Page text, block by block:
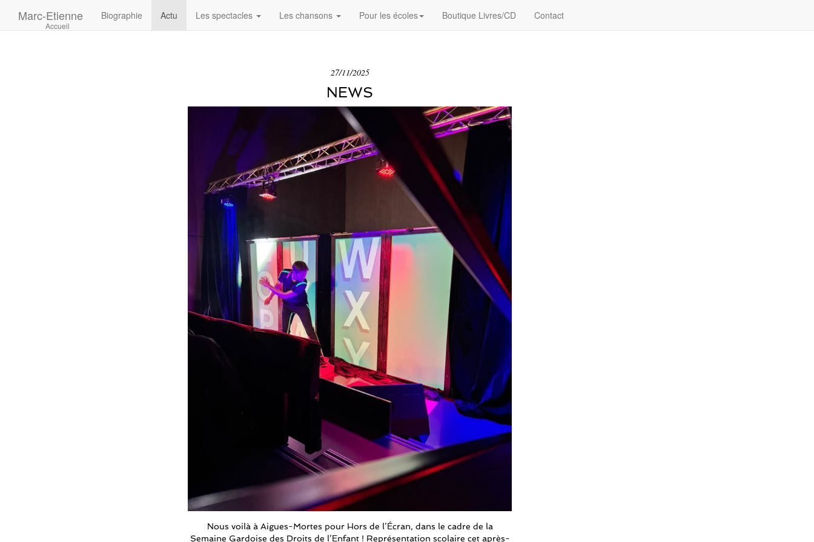
Marc-Etienne
Accueil
Biographie Actu Les spectacles Les chansons Pour les écoles Boutique Livres/CD Contact
27/11/2025
NEWS
Nous voilà à Aigues-Mortes pour Hors de l’Écran, dans le cadre de la
Semaine Gardoise des Droits de l’Enfant ! Représentation scolaire cet après-